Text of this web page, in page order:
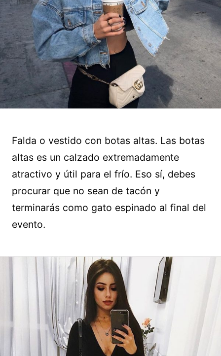
Falda o vestido con botas altas. Las botas
altas es un calzado extremadamente
atractivo y útil para el frío. Eso sí, debes
procurar que no sean de tacón y
terminarás como gato espinado al final del
evento.